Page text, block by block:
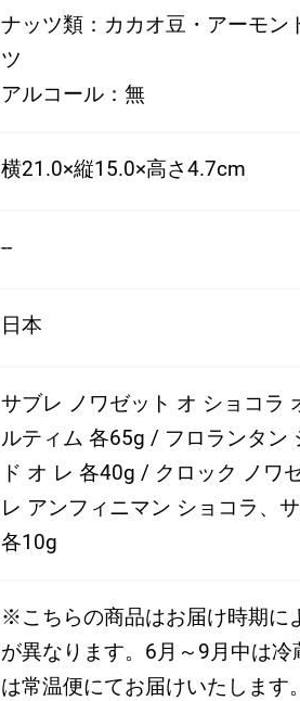
ナッツ類：カカオ豆・アーモン
ツ
アルコール：無
横21.0×縦15.0×高さ4.7cm
--
日本
サブレ ノワゼット オ ショコラ
ルティム 各65g / フロランタン
ド オ レ 各40g / クロック ノワ
レ アンフィニマン ショコラ、
各10g
※こちらの商品はお届け時期に
が異なります。6月～9月中は
は常温便にてお届けいたします